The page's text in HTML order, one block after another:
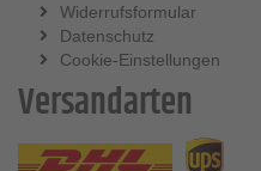
Widerrufsformular
Datenschutz
Cookie-Einstellungen
Versandarten